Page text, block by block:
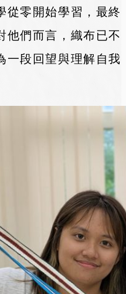
從零開始學習，最終
他們而言，織布已不
一段回望與理解自我